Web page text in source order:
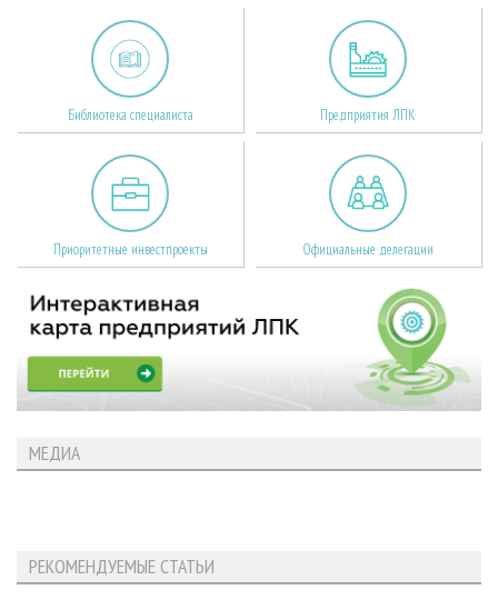
Библиотека специалиста Предприятия ЛПК
Приоритетные инвестпроекты Официальные делегации
МЕДИА
РЕКОМЕНДУЕМЫЕ СТАТЬИ